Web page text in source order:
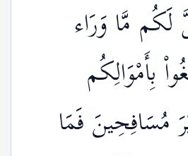
مَّا وَرَاء
بِأَمْوَالِكُم
مُسَافِحِينَ فَمَا